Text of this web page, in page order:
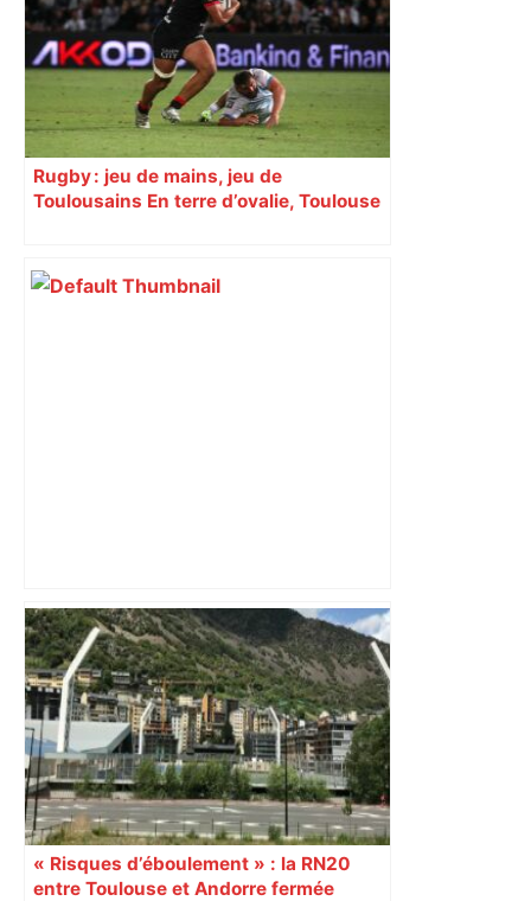
Rugby : jeu de mains, jeu de
Toulousains En terre d’ovalie, Toulouse
revendiquant surtout son art du jeu en
mouvement, vif et spectaculaire.
Top 14: comment Perpignan a une
nouvelle fois fait tomber Toulouse? –
RMC Sport
« Risques d’éboulement » : la RN20
entre Toulouse et Andorre fermée